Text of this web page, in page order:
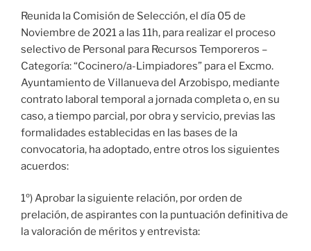
Reunida la Comisión de Selección, el día 05 de
Noviembre de 2021 a las 11h, para realizar el proceso
selectivo de Personal para Recursos Temporeros –
Categoría: “Cocinero/a-Limpiadores” para el Excmo.
Ayuntamiento de Villanueva del Arzobispo, mediante
contrato laboral temporal a jornada completa o, en su
caso, a tiempo parcial, por obra y servicio, previas las
formalidades establecidas en las bases de la
convocatoria, ha adoptado, entre otros los siguientes
acuerdos:
1º) Aprobar la siguiente relación, por orden de
prelación, de aspirantes con la puntuación definitiva de
la valoración de méritos y entrevista: